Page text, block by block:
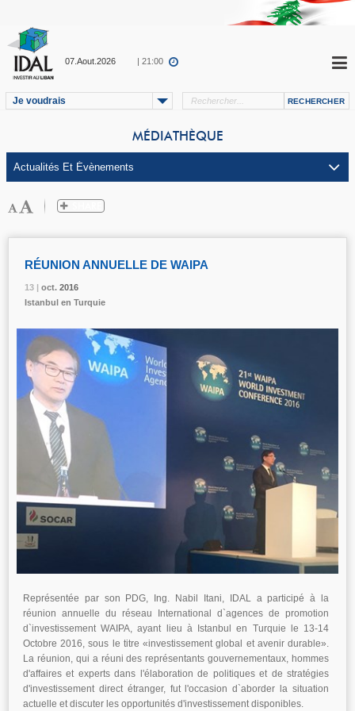
07.Aout.2026 | 21:00
Je voudrais
MÉDIATHÈQUE
13 | oct. 2016
RÉUNION ANNUELLE DE WAIPA
13 | oct. 2016
Istanbul en Turquie
13 | oct. 2016
Représentée par son PDG, Ing. Nabil Itani, IDAL a participé à la
réunion annuelle du réseau International d`agences de promotion
d`investissement WAIPA, ayant lieu à Istanbul en Turquie le 13-14
Octobre 2016, sous le titre «investissement global et avenir durable».
La réunion, qui a réuni des représentants gouvernementaux, hommes
d'affaires et experts dans l'élaboration de politiques et de stratégies
d'investissement direct étranger, fut l'occasion d`aborder la situation
actuelle et discuter les opportunités d'investissement disponibles.